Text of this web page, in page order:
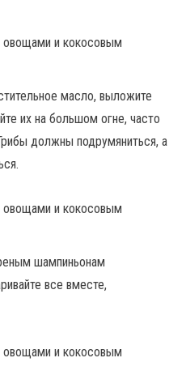
масло, выложите
их на большом огне, часто
должны подрумяниться, а
шампиньонам
все вместе,